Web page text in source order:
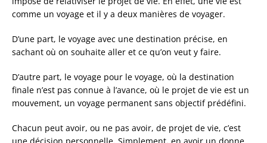
comme un voyage et il y a deux manières de voyager.
D’une part, le voyage avec une destination précise, en
sachant où on souhaite aller et ce qu’on veut y faire.
D’autre part, le voyage pour le voyage, où la destination
finale n’est pas connue à l’avance, où le projet de vie est un
mouvement, un voyage permanent sans objectif prédéfini.
Chacun peut avoir, ou ne pas avoir, de projet de vie, c’est